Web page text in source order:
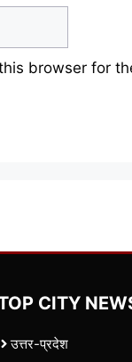
browser for
CITY
उत्तर-प्रदेश